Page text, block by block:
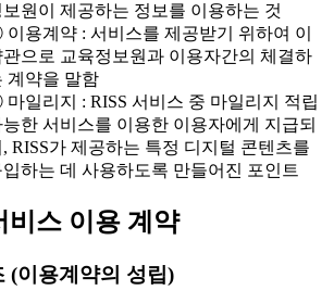
보원이 제공하는 정보를 이용하는 것
용계약 : 서비스를 제공받기 위하여 이
관으로 교육정보원과 이용자간의 체결하
계약을 말함
일리지 : RISS 서비스 중 마일리지 적립
능한 서비스를 이용한 이용자에게 지급되
, RISS가 제공하는 특정 디지털 콘텐츠를
입하는 데 사용하도록 만들어진 포인트
비스 이용 계약
(이용계약의 성립)